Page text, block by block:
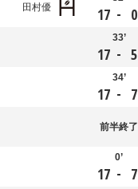
田村優 17 - 0
33’
17 - 5
34’
17 - 7
前半終了
0’
17 - 7